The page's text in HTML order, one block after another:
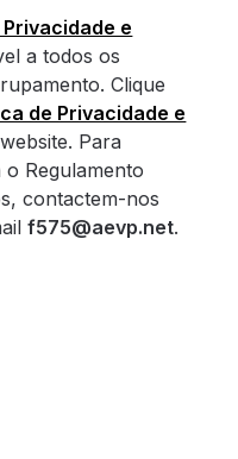
e
a todos os
Clique
de Privacidade e
Para
Regulamento
contactem-nos
f575@aevp.net.